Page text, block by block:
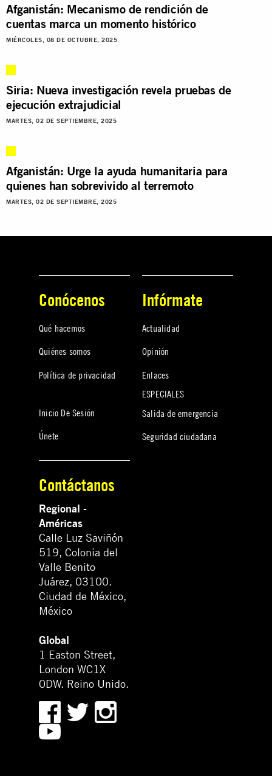
Afganistán: Mecanismo de rendición de
cuentas marca un momento histórico
MIÉRCOLES, 08 DE OCTUBRE, 2025
Siria: Nueva investigación revela pruebas de
ejecución extrajudicial
MARTES, 02 DE SEPTIEMBRE, 2025
Afganistán: Urge la ayuda humanitaria para
quienes han sobrevivido al terremoto
MARTES, 02 DE SEPTIEMBRE, 2025
Conócenos
Qué hacemos
Quiénes somos
Política de privacidad
Inicio De Sesión
Únete
Infórmate
Actualidad
Opinión
Enlaces
ESPECIALES
Salida de emergencia
Seguridad ciudadana
Contáctanos
Regional -
Américas
Calle Luz Saviñón
519, Colonia del
Valle Benito
Juárez, 03100.
Ciudad de México,
México
Global
1 Easton Street,
London WC1X
0DW. Reino Unido.